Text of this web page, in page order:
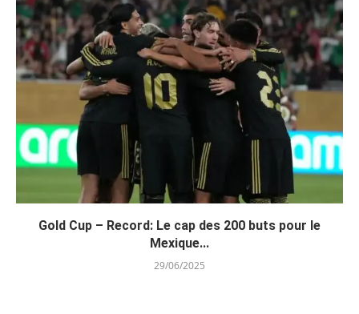
Gold Cup – Record: Le cap des 200 buts pour le
Mexique...
29/06/2025